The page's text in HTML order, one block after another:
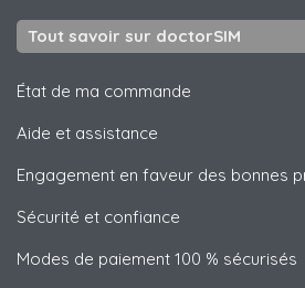
Tout savoir sur doctorSIM
État de ma commande
Aide et assistance
Engagement en faveur des bonnes
Sécurité et confiance
Modes de paiement 100 % sécurisés